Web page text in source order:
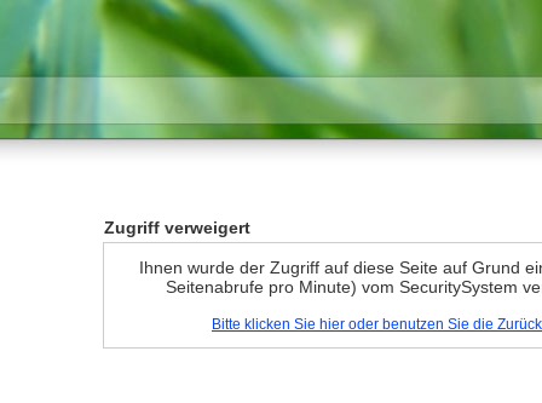
Zugriff verweigert
Ihnen wurde der Zugriff auf diese Seite auf Grund
Seitenabrufe pro Minute) vom SecuritySystem
Bitte klicken Sie hier oder benutzen Sie die